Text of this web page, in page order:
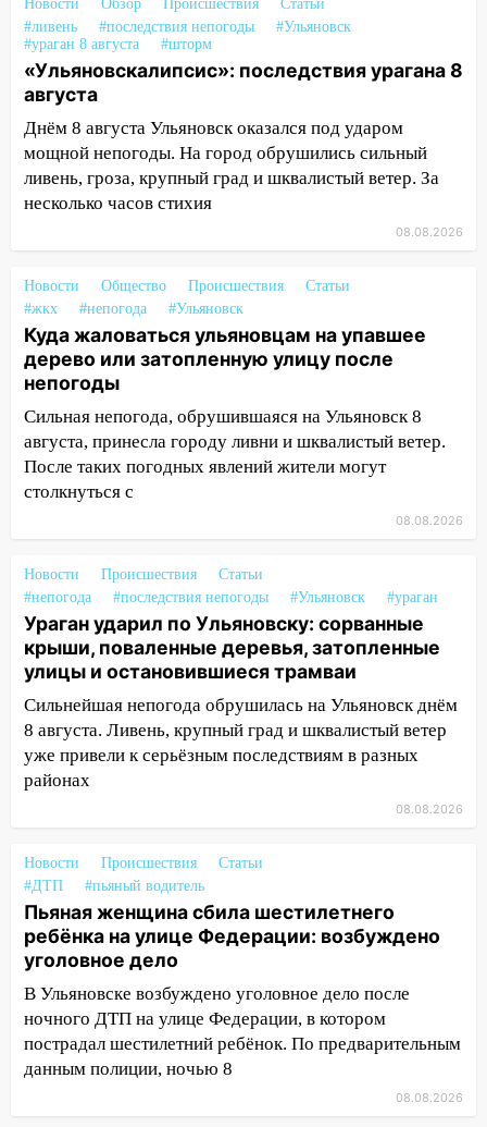
Ульяновской области намолотил более
100 тысяч тонн зерна
15:17 В колледжи и техникумы
тысяч заявлений
15:04 Фоторепортаж с улиц Ульяновска
после шторма: поваленные деревья и
Деева в Заволжье
14:26 Жители Ульяновска сами
пытаются расчистить ливнёвки, не
дождавшись коммунальщиков
14:16 Шторм продолжает ломать город:
на улице Любови Шевцовой рухнул
светофор
14:14
мошенники под видом преподавателя
14:12
Куда жаловаться ульяновцам на
упавшее дерево или затопленную улицу
после непогоды
13:59 В Новом городе ураганным
ветром сорвало опалубку со
строящегося дома
13:54 В мэрии Ульяновска рассказали,
как устраняют последствия мощного
Ульяновск: дерево рухнуло на дом на
Орджоникидзе
13:47 На Нижней Террасе мощным
ветром вырвало дерево с корнем
13:46 Сильный ветер сорвал крышу с
СТО на проспекте Созидателей
13:35 Непогода продолжает бить по
транспорту: в Ульяновске трамвай
Новости Обзор Происшествия
Статьи
#ливень
#последствия непогоды
#Ульяновск
#ураган 8 августа
#шторм
«Ульяновскалипсис»: последствия урагана 8
августа
Днём 8 августа Ульяновск оказался под ударом
мощной непогоды. На город обрушились сильный
ливень, гроза, крупный град и шквалистый ветер. За
несколько часов стихия
08.08.2026
Новости Общество Происшествия
Статьи
#жкх
#непогода #Ульяновск
Куда жаловаться ульяновцам на упавшее
дерево или затопленную улицу после
непогоды
Сильная непогода, обрушившаяся на Ульяновск 8
августа, принесла городу ливни и шквалистый ветер.
После таких погодных явлений жители могут
столкнуться с
08.08.2026
Новости Происшествия
Статьи
#непогода
#последствия непогоды #Ульяновск #ураган
Ураган ударил по Ульяновску: сорванные
крыши, поваленные деревья, затопленные
улицы и остановившиеся трамваи
Сильнейшая непогода обрушилась на Ульяновск днём
8 августа. Ливень, крупный град и шквалистый ветер
уже привели к серьёзным последствиям в разных
районах
08.08.2026
Новости Происшествия
Статьи
#ДТП
#пьяный водитель
Пьяная женщина сбила шестилетнего
ребёнка на улице Федерации: возбуждено
уголовное дело
В Ульяновске возбуждено уголовное дело после
ночного ДТП на улице Федерации, в котором
пострадал шестилетний ребёнок. По предварительным
данным полиции, ночью 8
08.08.2026